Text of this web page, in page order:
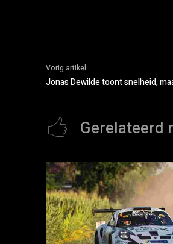
Vorig artikel
Jonas Dewilde toont snelheid,
Gerelateerd